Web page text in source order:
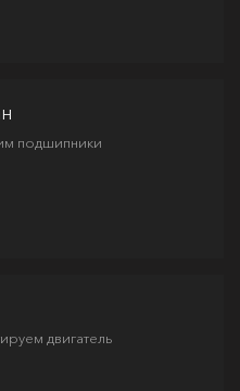
подшипники
двигатель